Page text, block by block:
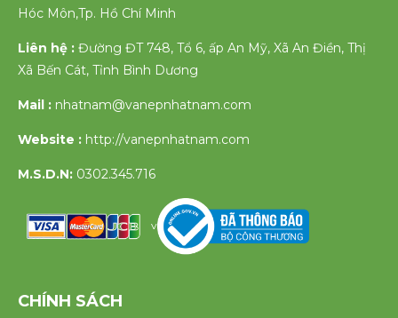
Hóc Môn,Tp. Hồ Chí Minh
Liên hệ : Đường ĐT 748, Tổ 6, ấp An Mỹ, Xã An Điền, Thị
Xã Bến Cát, Tỉnh Bình Dương
Mail : nhatnam@vanepnhatnam.com
Website : http://vanepnhatnam.com
M.S.D.N: 0302.345.716
v
CHÍNH SÁCH